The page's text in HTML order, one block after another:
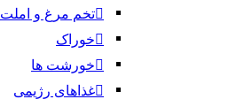
تخم مرغ و املت
خوراک
خورشت ها
غذاهای رژیمی